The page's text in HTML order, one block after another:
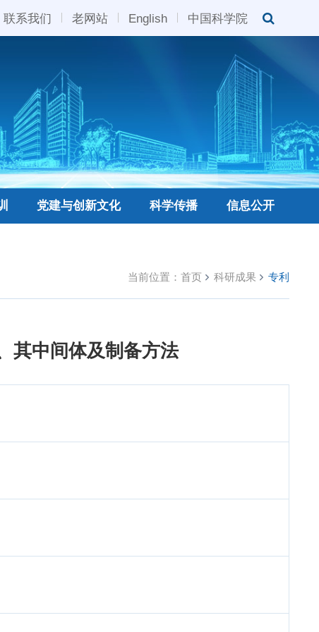
联系我们 老网站 English 中国科学院
党建与创新文化 科学传播 信息公开
当前位置： 首页 科研成果 专利
其中间体及制备方法